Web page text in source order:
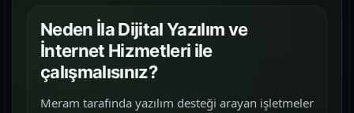
Neden İla Dijital Yazılım ve
İnternet Hizmetleri ile
çalışmalısınız?
Meram tarafında yazılım desteği arayan işletmeler